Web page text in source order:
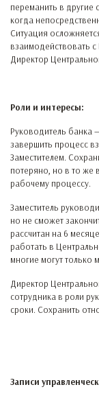
переманить в другие
когда
Ситуация
взаимодействовать
Директор
Роли и интересы:
Руководитель банка
завершить процесс
Заместителем.
потеряно, но в то же
рабочему процессу.
Заместитель
но не сможет
рассчитан на 6
работать в
многие могут только
Директор
сотрудника в роли
сроки. Сохранить
Записи